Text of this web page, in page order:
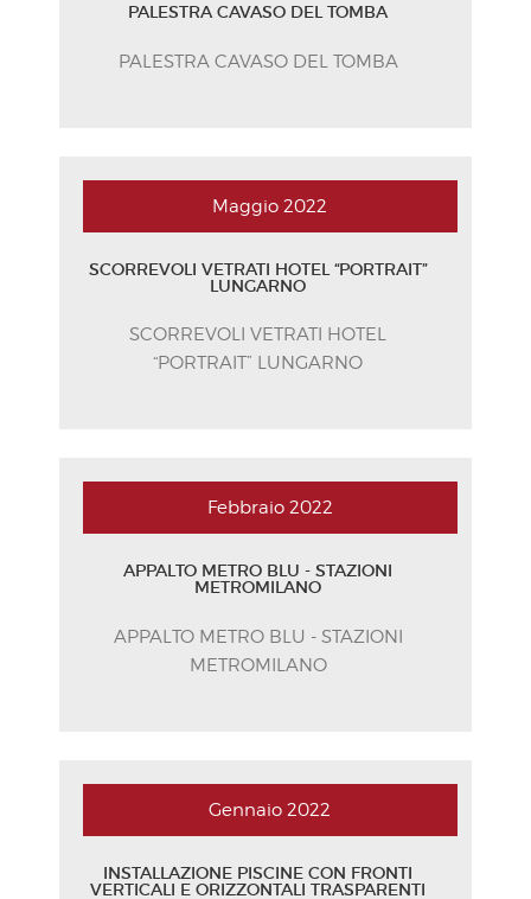
PALESTRA CAVASO DEL TOMBA
PALESTRA CAVASO DEL TOMBA
Maggio 2022
SCORREVOLI VETRATI HOTEL “PORTRAIT”
LUNGARNO
SCORREVOLI VETRATI HOTEL
“PORTRAIT” LUNGARNO
Febbraio 2022
APPALTO METRO BLU - STAZIONI
METROMILANO
APPALTO METRO BLU - STAZIONI
METROMILANO
Gennaio 2022
INSTALLAZIONE PISCINE CON FRONTI
VERTICALI E ORIZZONTALI TRASPARENTI